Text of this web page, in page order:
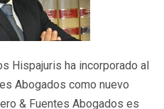
Hispajuris ha incorporado al
Abogados como nuevo
& Fuentes Abogados es